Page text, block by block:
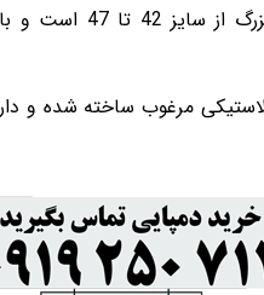
در سایز
مرغوب ساخته شده و